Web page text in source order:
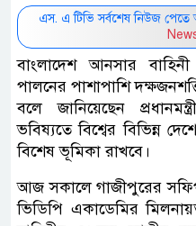
এস. এ টিভি সর্বশেষ নিউজ
বাংলাদেশ আনসার
পালনের পাশাপাশি
বলে জানিয়েছেন
ভবিষ্যতে বিশ্বের বিভিন্ন
বিশেষ ভূমিকা রাখবে।
আজ সকালে গাজীপুরের
ভিডিপি একাডেমির